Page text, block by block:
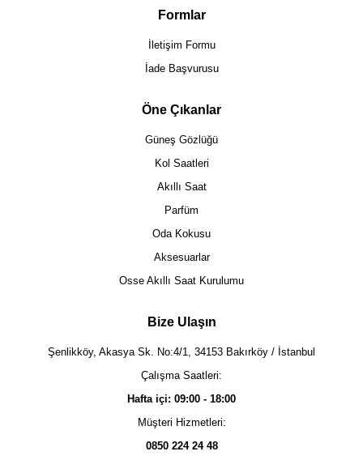
Formlar
İletişim Formu
İade Başvurusu
Öne Çıkanlar
Güneş Gözlüğü
Kol Saatleri
Akıllı Saat
Parfüm
Oda Kokusu
Aksesuarlar
Osse Akıllı Saat Kurulumu
Bize Ulaşın
Şenlikköy, Akasya Sk. No:4/1, 34153 Bakırköy / İstanbul
Çalışma Saatleri:
Hafta içi: 09:00 - 18:00
Müşteri Hizmetleri:
0850 224 24 48